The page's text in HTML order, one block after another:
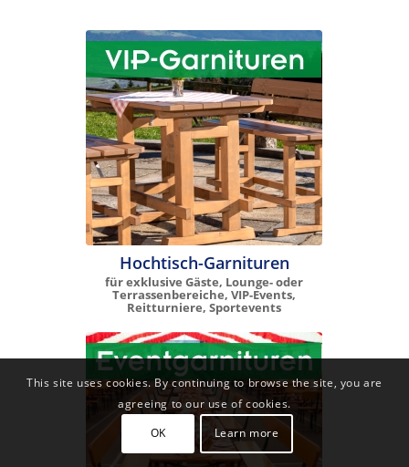
Hochtisch-Garnituren
für exklusive Gäste, Lounge- oder
Terrassenbereiche, VIP-Events,
Reitturniere, Sportevents
This site uses cookies. By continuing to browse the site, you are
agreeing to our use of cookies.
OK
Learn more